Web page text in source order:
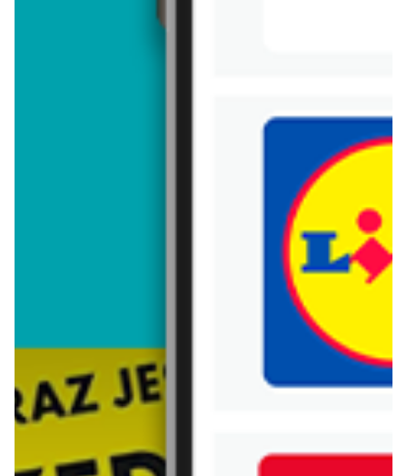
Trafiłeś na nieaktualną gazetkę
Zobacz aktualne gazetki Blix!